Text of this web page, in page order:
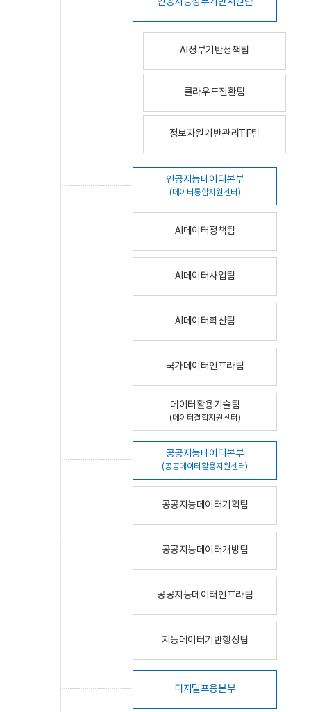
AI정부기반정책팀
클라우드전환팀
정보자원기반관리TF팀
인공지능데이터본부
(데이터통합지원센터)
AI데이터정책팀
AI데이터사업팀
AI데이터확산팀
국가데이터인프라팀
데이터활용기술팀
(데이터결합지원센터)
공공지능데이터본부
(공공데이터활용지원센터)
공공지능데이터기획팀
공공지능데이터개방팀
공공지능데이터인프라팀
지능데이터기반행정팀
디지털포용본부